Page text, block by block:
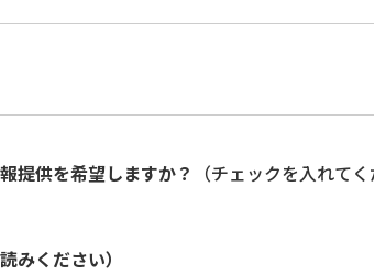
提供を希望しますか？
（チェックを入れてく
ください）